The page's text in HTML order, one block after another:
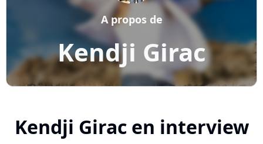
Kendji Girac
A propos de
Kendji Girac en interview